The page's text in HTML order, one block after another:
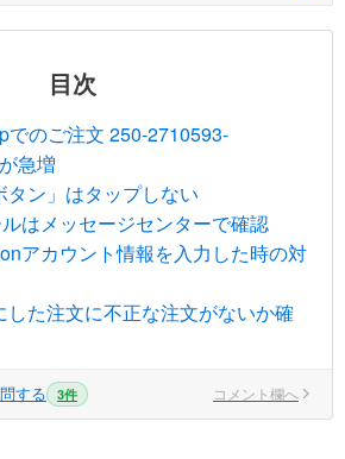
目次
でのご注文 250-2710593-
急増
タン」はタップしない
はメッセージセンターで確認
アカウント情報を入力した時の対
た注文に不正な注文がないか確
する 3件 コメント欄へ